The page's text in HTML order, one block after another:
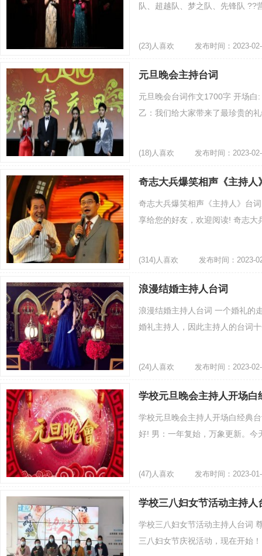
队、超越队、梦之队、先锋队 ??
(23)人喜欢 发布时间：2023-
元旦晚会主持台词
元旦晚会台词作文1700字 开场
乙：我们给大家带来了最珍贵的
(18)人喜欢 发布时间：2023-
奇志大兵爆笑相声《主持人
奇志大兵爆笑相声《主持人》台
享给您的好友，欢迎阅读! 奇志大
(314)人喜欢 发布时间：2023-
浪漫结婚主持人台词
浪漫结婚主持人台词 一个婚礼的
婚礼主持人，因此主持人的台词
(24)人喜欢 发布时间：2023-
学校元旦晚会主持人开场白
学校元旦晚会主持人开场白经典
好! 男：一年复始，万象更新。今
(47)人喜欢 发布时间：2023-
学校三八妇女节活动主持人
学校三八妇女节活动主持人台词
三八妇女节庆祝活动，现在开始